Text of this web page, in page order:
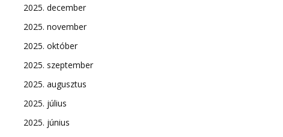
2025. december
2025. november
2025. október
2025. szeptember
2025. augusztus
2025. július
2025. június